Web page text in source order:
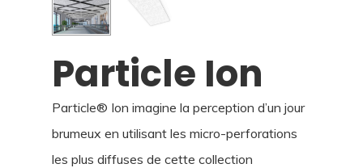
Particle Ion
Particle® Ion imagine la perception d’un jour
brumeux en utilisant les micro-perforations
les plus diffuses de cette collection